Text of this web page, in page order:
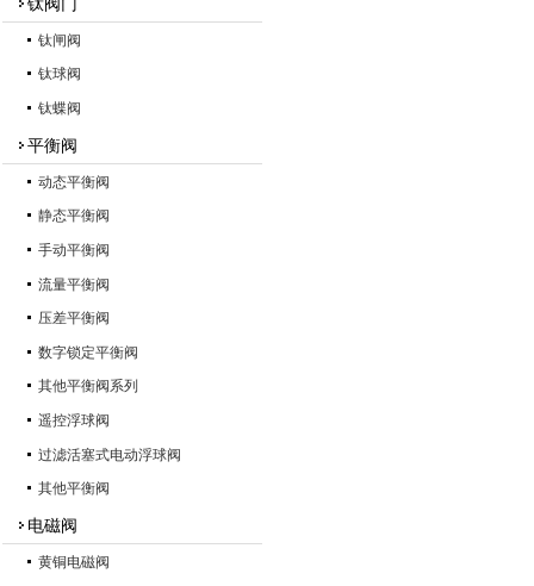
钛阀门
钛闸阀
钛球阀
钛蝶阀
平衡阀
动态平衡阀
静态平衡阀
手动平衡阀
流量平衡阀
压差平衡阀
数字锁定平衡阀
其他平衡阀系列
遥控浮球阀
过滤活塞式电动浮球阀
其他平衡阀
电磁阀
黄铜电磁阀